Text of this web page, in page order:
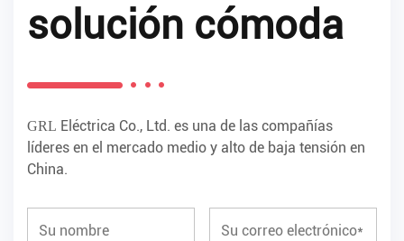
solución cómoda
GRL Eléctrica Co., Ltd. es una de las compañías
líderes en el mercado medio y alto de baja tensión en
China.